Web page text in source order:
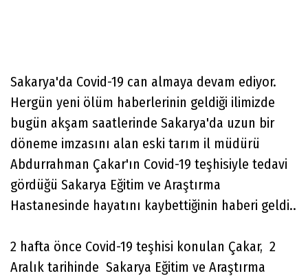
Sakarya'da Covid-19 can almaya devam ediyor.
Hergün yeni ölüm haberlerinin geldiği ilimizde
bugün akşam saatlerinde Sakarya'da uzun bir
döneme imzasını alan eski tarım il müdürü
Abdurrahman Çakar'ın Covid-19 teşhisiyle tedavi
gördüğü Sakarya Eğitim ve Araştırma
Hastanesinde hayatını kaybettiğinin haberi geldi..
2 hafta önce Covid-19 teşhisi konulan Çakar, 2
Aralık tarihinde Sakarya Eğitim ve Araştırma